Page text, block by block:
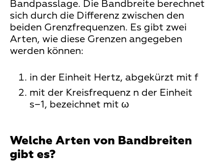
Bandpasslage. Die Bandbreite berechnet
sich durch die Differenz zwischen den
beiden Grenzfrequenzen. Es gibt zwei
Arten, wie diese Grenzen angegeben
werden können:
in der Einheit Hertz, abgekürzt mit f
mit der Kreisfrequenz n der Einheit
s−1, bezeichnet mit ω
Welche Arten von Bandbreiten
gibt es?